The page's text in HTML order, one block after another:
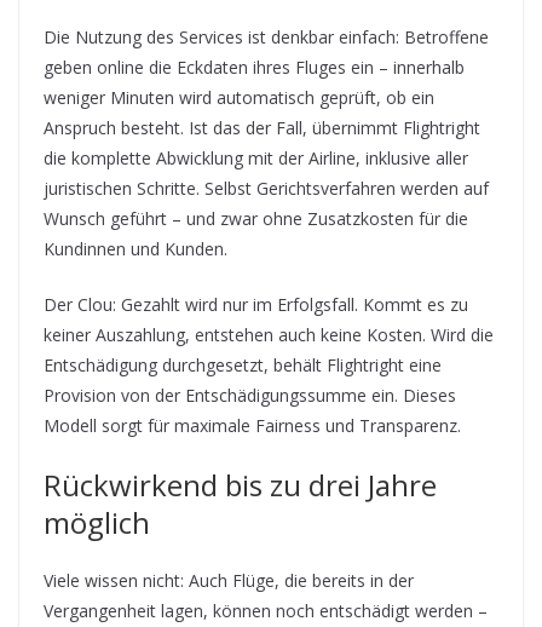
Die Nutzung des Services ist denkbar einfach: Betroffene
geben online die Eckdaten ihres Fluges ein – innerhalb
weniger Minuten wird automatisch geprüft, ob ein
Anspruch besteht. Ist das der Fall, übernimmt Flightright
die komplette Abwicklung mit der Airline, inklusive aller
juristischen Schritte. Selbst Gerichtsverfahren werden auf
Wunsch geführt – und zwar ohne Zusatzkosten für die
Kundinnen und Kunden.
Der Clou: Gezahlt wird nur im Erfolgsfall. Kommt es zu
keiner Auszahlung, entstehen auch keine Kosten. Wird die
Entschädigung durchgesetzt, behält Flightright eine
Provision von der Entschädigungssumme ein. Dieses
Modell sorgt für maximale Fairness und Transparenz.
Rückwirkend bis zu drei Jahre
möglich
Viele wissen nicht: Auch Flüge, die bereits in der
Vergangenheit lagen, können noch entschädigt werden –